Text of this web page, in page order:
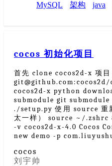
MySQL 架构 java
cocos 初始化项目
首先 clone cocos2d-x 项
git@github.com:cocos2d/
cocos2d-x python
submodule git
./setup.py 使用 source 重
太一样） source ~/.zshrc
-v cocos2d-x-4.0 Cocos
new demo -p
cocos
刘宇帅